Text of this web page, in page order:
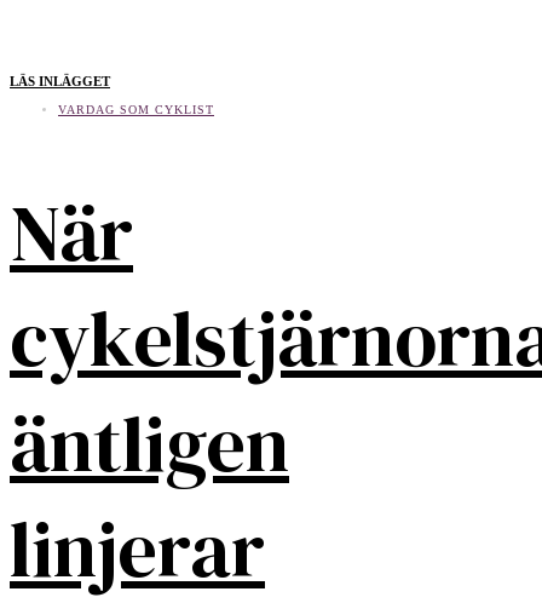
LÄS INLÄGGET
VARDAG SOM CYKLIST
När
äntligen
linjerar